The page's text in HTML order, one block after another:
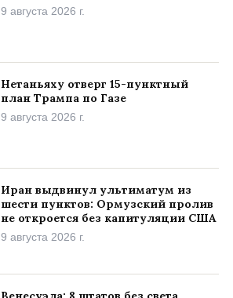
9 августа 2026 г.
Нетаньяху отверг 15-пунктный
план Трампа по Газе
9 августа 2026 г.
Иран выдвинул ультиматум из
шести пунктов: Ормузский пролив
не откроется без капитуляции США
9 августа 2026 г.